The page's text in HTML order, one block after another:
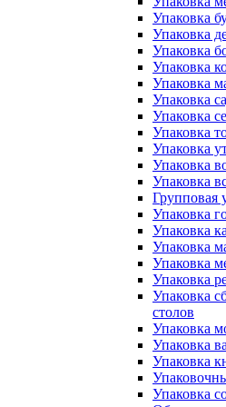
Упаковка
Упаковка
Упаковка
Упаковка
Упаковка
Упаковка
Упаковка
Упаковка
Упаковка
Упаковка
Упаковка
Групповая
Упаковка
Упаковка
Упаковка
Упаковка
Упаковка
Упаковка
столов
Упаковка
Упаковка
Упаковка
Упаковка